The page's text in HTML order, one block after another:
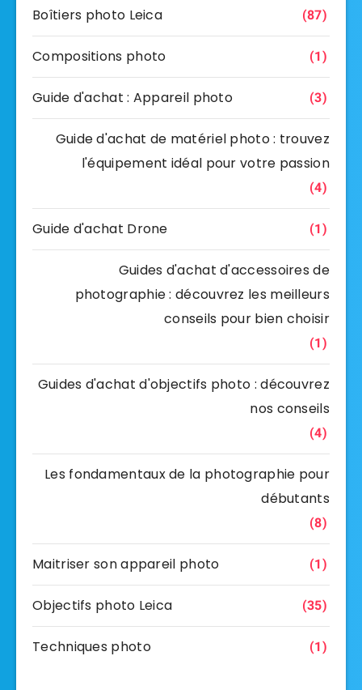
Boîtiers photo Leica (87)
Compositions photo (1)
Guide d'achat : Appareil photo (3)
Guide d'achat de matériel photo : trouvez
l'équipement idéal pour votre passion
(4)
Guide d'achat Drone (1)
Guides d'achat d'accessoires de
photographie : découvrez les meilleurs
conseils pour bien choisir
(1)
Guides d'achat d'objectifs photo : découvrez
nos conseils
(4)
Les fondamentaux de la photographie pour
débutants
(8)
Maitriser son appareil photo (1)
Objectifs photo Leica (35)
Techniques photo (1)